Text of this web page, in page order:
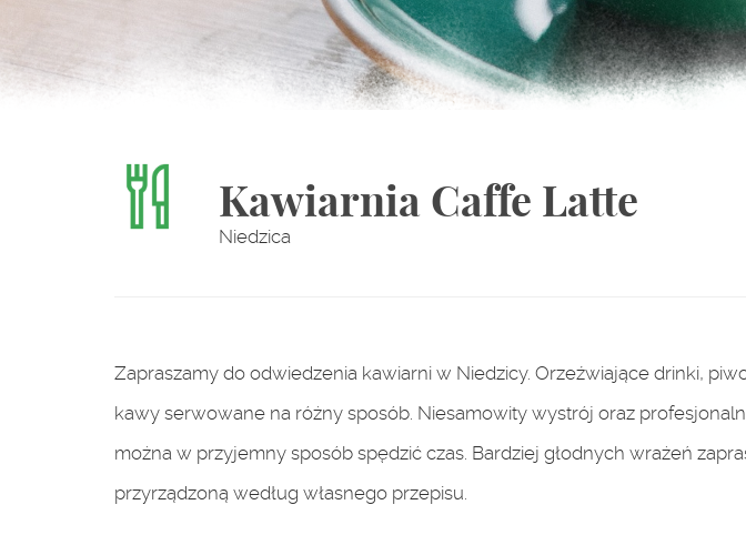
Kawiarnia Caffe Latte
Niedzica
Zapraszamy do odwiedzenia kawiarni w Niedzicy. Orzeźwiające drinki,
kawy serwowane na różny sposób. Niesamowity wystrój oraz
można w przyjemny sposób spędzić czas. Bardziej głodnych wrażeń
przyrządzoną według własnego przepisu.